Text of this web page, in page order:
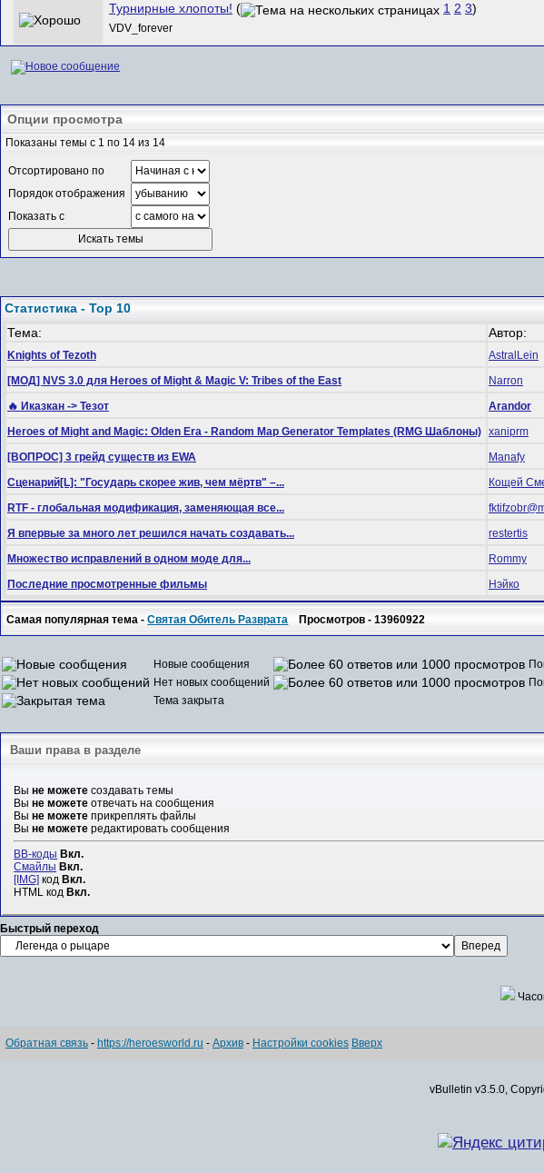
Турнирные хлопоты! ( 1 2 3)
VDV_forever
Опции просмотра
Показаны темы с 1 по 14 из 14
Отсортировано по
Порядок отображения
Показать с
Статистика - Top 10
Тема:
Автор:
Knights of Tezoth AstralLein
[МОД] NVS 3.0 для Heroes of Might & Magic V: Tribes of the East
Narron
🔥 Иказкан -> Тезот
Arandor
Heroes of Might and Magic: Olden Era - Random Map Generator Templates (RMG Шаблоны) xaniprm
[ВОПРОС] 3 грейд существ из EWA
Manafy
Сценарий[L]: "Государь скорее жив, чем мёртв" –...
Кощей
RTF - глобальная модификация, заменяющая все...
Я впервые за много лет решился начать создавать...
restertis
Множество исправлений в одном моде для...
Rommy
Последние просмотренные фильмы
Нэйко
Самая популярная тема -Святая Обитель Разврата Просмотров - 13960922
Новые сообщения
Нет новых сообщений
Тема закрыта
Ваши права в разделе
Выне можете создавать темы
Выне можете отвечать на сообщения
Выне можете прикреплять файлы
Выне можете редактировать сообщения
BB-коды Вкл.
Смайлы Вкл.
[IMG] код Вкл.
HTML код Вкл.
Быстрый переход
Обратная связь - https://heroesworld.ru - Архив - Настройки cookies Вверх
vBulletin v3.5.0,